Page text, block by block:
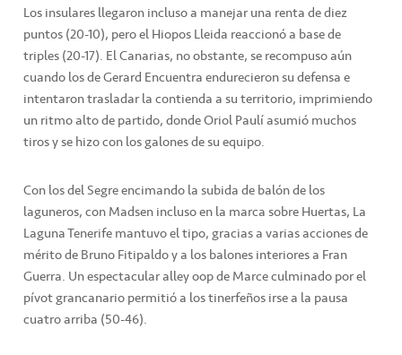
Los insulares llegaron incluso a manejar una renta de diez
puntos (20-10), pero el Hiopos Lleida reaccionó a base de
triples (20-17). El Canarias, no obstante, se recompuso aún
cuando los de Gerard Encuentra endurecieron su defensa e
intentaron trasladar la contienda a su territorio, imprimiendo
un ritmo alto de partido, donde Oriol Paulí asumió muchos
tiros y se hizo con los galones de su equipo.
Con los del Segre encimando la subida de balón de los
laguneros, con Madsen incluso en la marca sobre Huertas, La
Laguna Tenerife mantuvo el tipo, gracias a varias acciones de
mérito de Bruno Fitipaldo y a los balones interiores a Fran
Guerra. Un espectacular alley oop de Marce culminado por el
pívot grancanario permitió a los tinerfeños irse a la pausa
cuatro arriba (50-46).